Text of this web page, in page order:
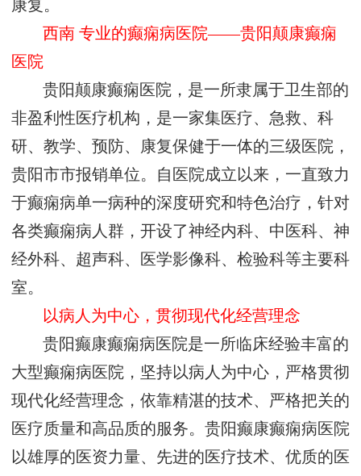
康复。
西南 专业的癫痫病医院——贵阳颠康癫痫
医院
贵阳颠康癫痫医院，是一所隶属于卫生部的
非盈利性医疗机构，是一家集医疗、急救、科
研、教学、预防、康复保健于一体的三级医院，
贵阳市市报销单位。自医院成立以来，一直致力
于癫痫病单一病种的深度研究和特色治疗，针对
各类癫痫病人群，开设了神经内科、中医科、神
经外科、超声科、医学影像科、检验科等主要科
室。
以病人为中心，贯彻现代化经营理念
贵阳癫康癫痫病医院是一所临床经验丰富的
大型癫痫病医院，坚持以病人为中心，严格贯彻
现代化经营理念，依靠精湛的技术、严格把关的
医疗质量和高品质的服务。贵阳癫康癫痫病医院
以雄厚的医资力量、先进的医疗技术、优质的医